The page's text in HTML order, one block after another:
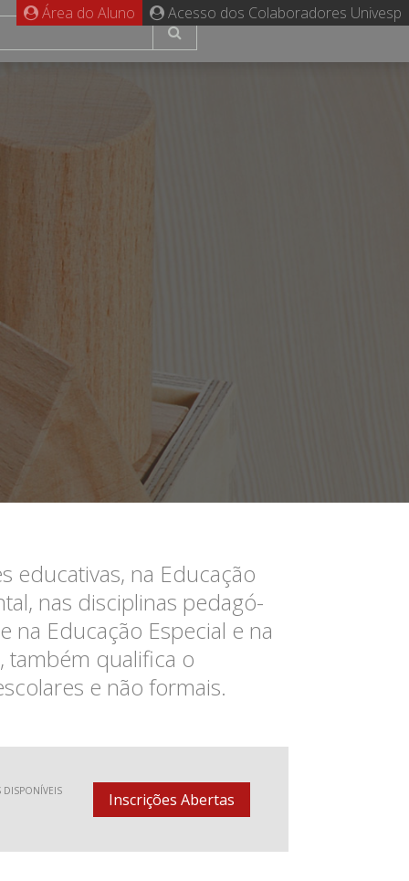
Área do Aluno Acesso dos Colaboradores Univesp
educativas, na Educação
nas disciplinas pedagó-
Educação Especial e na
também qualifica o
e não formais.
DISPONÍVEIS Inscrições Abertas